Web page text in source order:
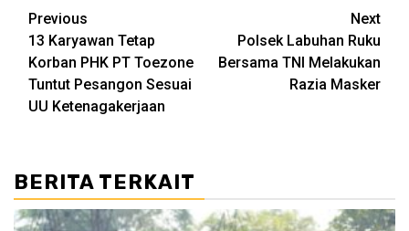
Post
navigation
Previous
13 Karyawan Tetap
Korban PHK PT Toezone
Tuntut Pesangon Sesuai
UU Ketenagakerjaan
Next
Polsek Labuhan Ruku
Bersama TNI Melakukan
Razia Masker
BERITA TERKAIT